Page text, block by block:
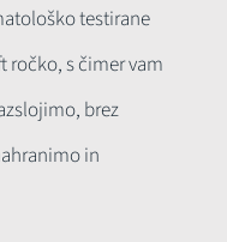
testirane
ročko, s čimer vam
brez
in